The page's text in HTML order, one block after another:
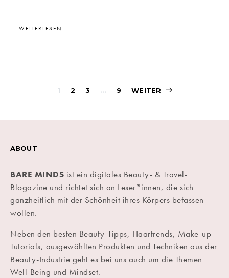
WEITERLESEN
1 2 3 … 9 WEITER
ABOUT
BARE MINDS ist ein digitales Beauty- & Travel-
Blogazine und richtet sich an Leser*innen, die sich
ganzheitlich mit der Schönheit ihres Körpers befassen
wollen.
Neben den besten Beauty-Tipps, Haartrends, Make-up
Tutorials, ausgewählten Produkten und Techniken aus der
Beauty-Industrie geht es bei uns auch um die Themen
Well-Being und Mindset.